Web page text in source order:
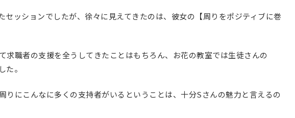
セッションでしたが、徐々に見えてきたのは、彼女の【周りをポジティブに巻
求職者の支援を全うしてきたことはもちろん、お花の教室では生徒さんの
た。
りにこんなに多くの支持者がいるということは、十分Sさんの魅力と言えるの